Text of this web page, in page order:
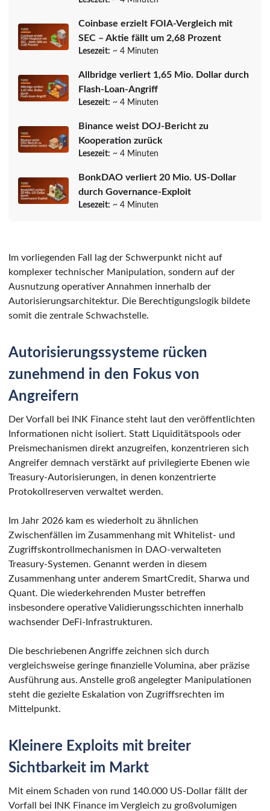
Coinbase erzielt FOIA-Vergleich mit
SEC – Aktie fällt um 2,68 Prozent
Lesezeit: ~ 4 Minuten
Allbridge verliert 1,65 Mio. Dollar durch
Flash-Loan-Angriff
Lesezeit: ~ 4 Minuten
Binance weist DOJ-Bericht zu
Kooperation zurück
Lesezeit: ~ 4 Minuten
BonkDAO verliert 20 Mio. US-Dollar
durch Governance-Exploit
Lesezeit: ~ 4 Minuten
Im vorliegenden Fall lag der Schwerpunkt nicht auf
komplexer technischer Manipulation, sondern auf der
Ausnutzung operativer Annahmen innerhalb der
Autorisierungsarchitektur. Die Berechtigungslogik bildete
somit die zentrale Schwachstelle.
Autorisierungssysteme rücken
zunehmend in den Fokus von
Angreifern
Der Vorfall bei INK Finance steht laut den veröffentlichten
Informationen nicht isoliert. Statt Liquiditätspools oder
Preismechanismen direkt anzugreifen, konzentrieren sich
Angreifer demnach verstärkt auf privilegierte Ebenen wie
Treasury-Autorisierungen, in denen konzentrierte
Protokollreserven verwaltet werden.
Im Jahr 2026 kam es wiederholt zu ähnlichen
Zwischenfällen im Zusammenhang mit Whitelist- und
Zugriffskontrollmechanismen in DAO-verwalteten
Treasury-Systemen. Genannt werden in diesem
Zusammenhang unter anderem SmartCredit, Sharwa und
Quant. Die wiederkehrenden Muster betreffen
insbesondere operative Validierungsschichten innerhalb
wachsender DeFi-Infrastrukturen.
Die beschriebenen Angriffe zeichnen sich durch
vergleichsweise geringe finanzielle Volumina, aber präzise
Ausführung aus. Anstelle groß angelegter Manipulationen
steht die gezielte Eskalation von Zugriffsrechten im
Mittelpunkt.
Kleinere Exploits mit breiter
Sichtbarkeit im Markt
Mit einem Schaden von rund 140.000 US-Dollar fällt der
Vorfall bei INK Finance im Vergleich zu großvolumigen